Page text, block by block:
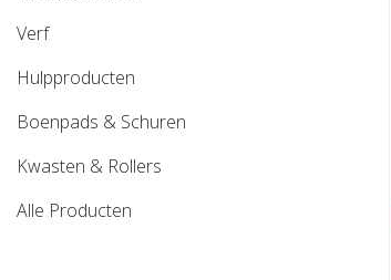
Verf
Hulpproducten
Boenpads & Schuren
Kwasten & Rollers
Alle Producten